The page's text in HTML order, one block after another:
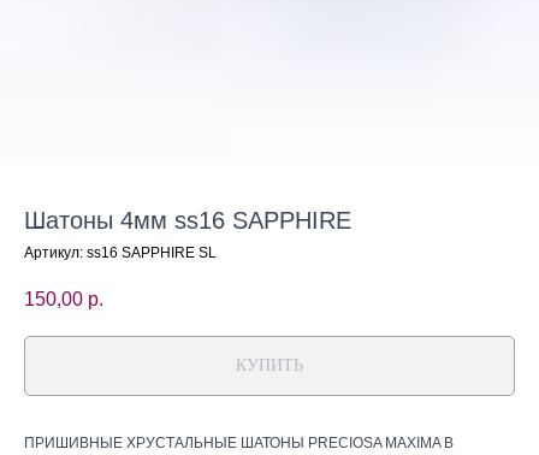
Шатоны 4мм ss16 SAPPHIRE
Артикул: ss16 SAPPHIRE SL
150,00 р.
КУПИТЬ
ПРИШИВНЫЕ ХРУСТАЛЬНЫЕ ШАТОНЫ PRECIOSA MAXIMA В